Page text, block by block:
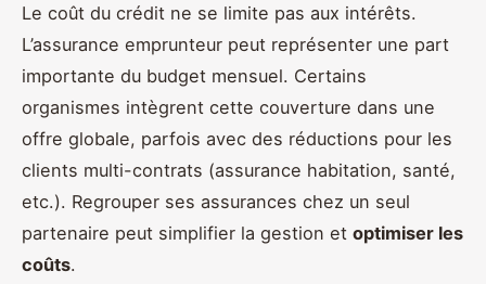
Le coût du crédit ne se limite pas aux intérêts.
L’assurance emprunteur peut représenter une part
importante du budget mensuel. Certains
organismes intègrent cette couverture dans une
offre globale, parfois avec des réductions pour les
clients multi-contrats (assurance habitation, santé,
etc.). Regrouper ses assurances chez un seul
partenaire peut simplifier la gestion et optimiser les
coûts.